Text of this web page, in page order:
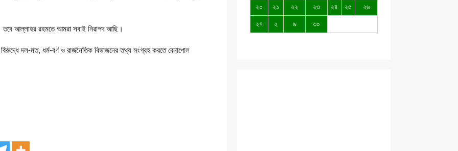
তবে আল্লাহর রহমতে আমরা সবাই নিরাপদ আছি।
দল-মত, ধর্ম-বর্ণ ও রাজনৈতিক বিভাজনের তথ্য সংগ্রহ করতে বেনাপোল
২০ ২১ ২২ ২৩ ২৪ ২৫ ২৬
২৭ ২ ৯ ৩০